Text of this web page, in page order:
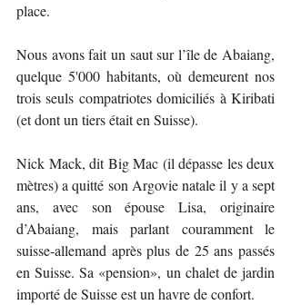
place.
Nous avons fait un saut sur l’île de Abaiang,
quelque 5'000 habitants, où demeurent nos
trois seuls compatriotes domiciliés à Kiribati
(et dont un tiers était en Suisse).
Nick Mack, dit Big Mac (il dépasse les deux
mètres) a quitté son Argovie natale il y a sept
ans, avec son épouse Lisa, originaire
d’Abaiang, mais parlant couramment le
suisse-allemand après plus de 25 ans passés
en Suisse. Sa «pension», un chalet de jardin
importé de Suisse est un havre de confort.